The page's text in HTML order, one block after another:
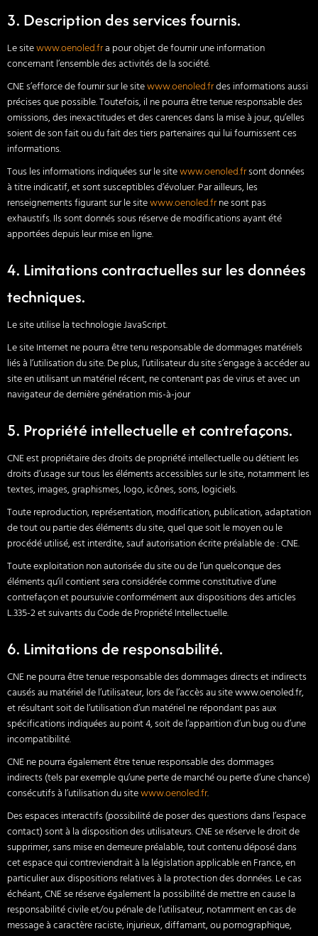
3. Description des services fournis.
Le sitewww.oenoled.fra pour objet de fournir une information
concernant l’ensemble des activités de la société.
CNE s’efforce de fournir sur le sitewww.oenoled.frdes informations aussi
précises que possible. Toutefois, il ne pourra être tenue responsable des
omissions, des inexactitudes et des carences dans la mise à jour, qu’elles
soient de son fait ou du fait des tiers partenaires qui lui fournissent ces
informations.
Tous les informations indiquées sur le sitewww.oenoled.frsont données
à titre indicatif, et sont susceptibles d’évoluer. Par ailleurs, les
renseignements figurant sur le sitewww.oenoled.frne sont pas
exhaustifs. Ils sont donnés sous réserve de modifications ayant été
apportées depuis leur mise en ligne.
4. Limitations contractuelles sur les données
techniques.
Le site utilise la technologie JavaScript.
Le site Internet ne pourra être tenu responsable de dommages matériels
liés à l’utilisation du site. De plus, l’utilisateur du site s’engage à accéder au
site en utilisant un matériel récent, ne contenant pas de virus et avec un
navigateur de dernière génération mis-à-jour
5. Propriété intellectuelle et contrefaçons.
CNE est propriétaire des droits de propriété intellectuelle ou détient les
droits d’usage sur tous les éléments accessibles sur le site, notamment les
textes, images, graphismes, logo, icônes, sons, logiciels.
Toute reproduction, représentation, modification, publication, adaptation
de tout ou partie des éléments du site, quel que soit le moyen ou le
procédé utilisé, est interdite, sauf autorisation écrite préalable de : CNE.
Toute exploitation non autorisée du site ou de l’un quelconque des
éléments qu’il contient sera considérée comme constitutive d’une
contrefaçon et poursuivie conformément aux dispositions des articles
L.335-2 et suivants du Code de Propriété Intellectuelle.
6. Limitations de responsabilité.
CNE ne pourra être tenue responsable des dommages directs et indirects
causés au matériel de l’utilisateur, lors de l’accès au site www.oenoled.fr,
et résultant soit de l’utilisation d’un matériel ne répondant pas aux
spécifications indiquées au point 4, soit de l’apparition d’un bug ou d’une
incompatibilité.
CNE ne pourra également être tenue responsable des dommages
indirects (tels par exemple qu’une perte de marché ou perte d’une chance)
consécutifs à l’utilisation du sitewww.oenoled.fr.
Des espaces interactifs (possibilité de poser des questions dans l’espace
contact) sont à la disposition des utilisateurs. CNE se réserve le droit de
supprimer, sans mise en demeure préalable, tout contenu déposé dans
cet espace qui contreviendrait à la législation applicable en France, en
particulier aux dispositions relatives à la protection des données. Le cas
échéant, CNE se réserve également la possibilité de mettre en cause la
responsabilité civile et/ou pénale de l’utilisateur, notamment en cas de
message à caractère raciste, injurieux, diffamant, ou pornographique,